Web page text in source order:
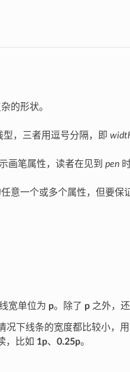
的形状。
，三者用逗号分隔，即
画笔属性，读者在见到 pen
意一个或多个属性，但要保
宽单位为 p。除了 p之外，
下线条的宽度都比较小，用
，比如 1p、 0.25p。